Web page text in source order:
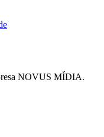
NOVUS MÍDIA.